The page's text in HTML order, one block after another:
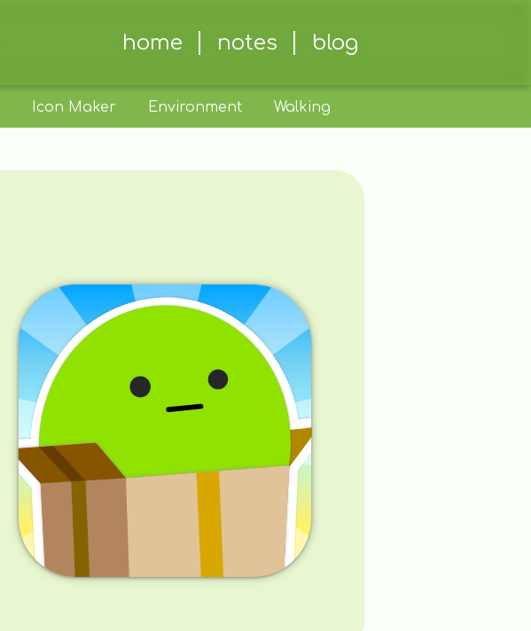
home notes blog
Icon Maker Environment Walking